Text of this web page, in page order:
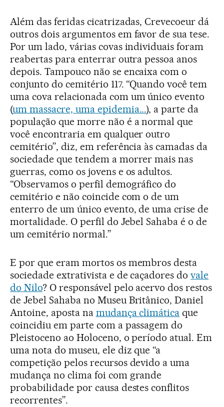
Além das feridas cicatrizadas, Crevecoeur dá
outros dois argumentos em favor de sua tese.
Por um lado, várias covas individuais foram
reabertas para enterrar outra pessoa anos
depois. Tampouco não se encaixa com o
conjunto do cemitério 117. “Quando você tem
uma cova relacionada com um único evento
(um massacre, uma epidemia...), a parte da
população que morre não é a normal que
você encontraria em qualquer outro
cemitério”, diz, em referência às camadas da
sociedade que tendem a morrer mais nas
guerras, como os jovens e os adultos.
“Observamos o perfil demográfico do
cemitério e não coincide com o de um
enterro de um único evento, de uma crise de
mortalidade. O perfil do Jebel Sahaba é o de
um cemitério normal.”
E por que eram mortos os membros desta
sociedade extrativista e de caçadores dovale
do Nilo? O responsável pelo acervo dos restos
de Jebel Sahaba no Museu Britânico, Daniel
Antoine, aposta na mudança climática que
coincidiu em parte com a passagem do
Pleistoceno ao Holoceno, o período atual. Em
uma nota do museu, ele diz que “a
competição pelos recursos devido a uma
mudança no clima foi com grande
probabilidade por causa destes conflitos
recorrentes”.